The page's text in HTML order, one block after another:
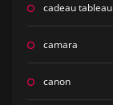
cadeau tableau
camara
canon